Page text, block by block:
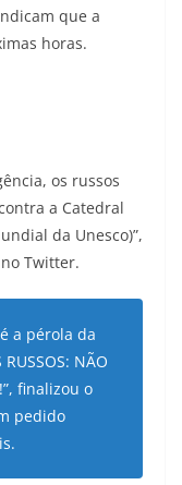
que a
horas.
os russos
a Catedral
da Unesco)”,
Twitter.
a pérola da
NÃO
finalizou o
pedido